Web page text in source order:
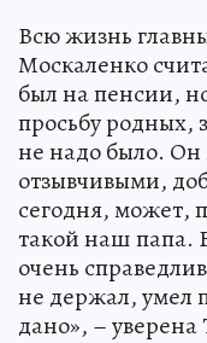
Всю жизнь
Москаленко
был на пенсии,
просьбу родных,
не надо было. Он
отзывчивыми,
сегодня, может,
такой наш папа.
очень
не держал, умел
дано», –